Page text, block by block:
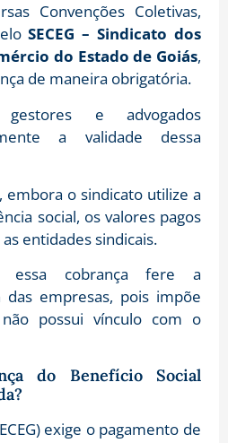
Convenções Coletivas,
SECEG – Sindicato dos
do Estado de Goiás,
de maneira obrigatória.
e advogados
a validade dessa
embora o sindicato utilize a
social, os valores pagos
entidades sindicais.
essa cobrança fere a
das empresas, pois impõe
possui vínculo com o
do Benefício Social
exige o pagamento de